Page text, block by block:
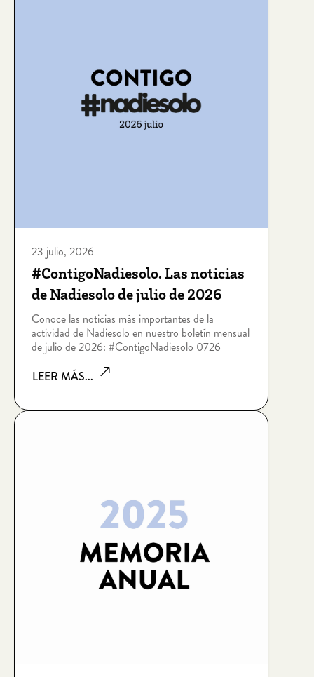
23 julio, 2026
#ContigoNadiesolo. Las noticias
de Nadiesolo de julio de 2026
Conoce las noticias más importantes de la
actividad de Nadiesolo en nuestro boletín mensual
de julio de 2026: #ContigoNadiesolo 0726
LEER MÁS...